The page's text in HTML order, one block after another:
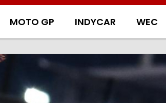
MOTO GP INDYCAR WEC